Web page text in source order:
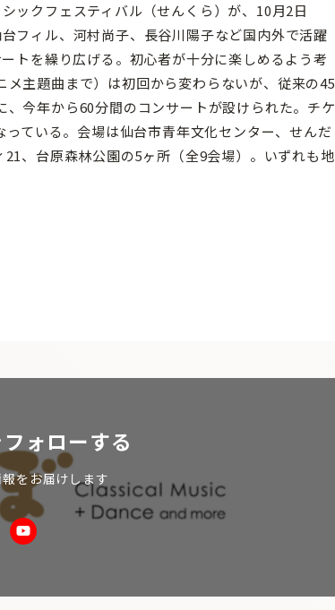
ックフェスティバル（せんくら）が、10月2日
フィル、河村尚子、長谷川陽子など国内外で活躍
トを繰り広げる。初心者が十分に楽しめるよう考
主題曲まで）は初回から変わらないが、従来の45
今年から60分間のコンサートが設けられた。チケ
ている。会場は仙台市青年文化センター、せんだ
、台原森林公園の5ヶ所（全9会場）。いずれも地
ォローする
をお届けします
Youtube